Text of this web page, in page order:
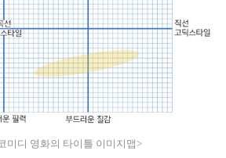
미디 영화의 타이틀 이미지맵>